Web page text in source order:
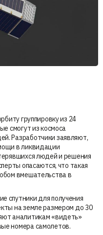
группировку из 24
смогут из космоса
Разработчики заявляют,
в ликвидации
людей и решения
опасаются, что такая
вмешательства в
спутники для получения
на земле размером до 30
аналитикам «видеть»
номера самолетов.